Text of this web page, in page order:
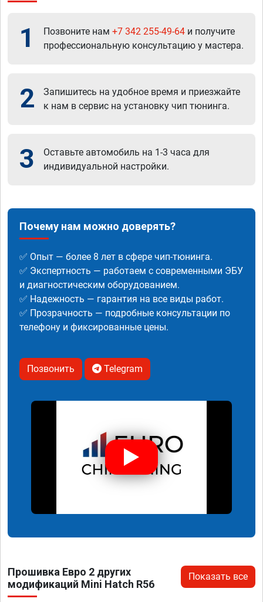
1 Позвоните нам +7 342 255-49-64 и получите
профессиональную консультацию у мастера.
2
Запишитесь на удобное время и приезжайте
к нам в сервис на установку чип тюнинга.
3
Оставьте автомобиль на 1-3 часа для
индивидуальной настройки.
Почему нам можно доверять?
✅ Опыт — более 8 лет в сфере чип-тюнинга.
✅ Экспертность — работаем с современными ЭБУ
и диагностическим оборудованием.
✅ Надежность — гарантия на все виды работ.
✅ Прозрачность — подробные консультации по
телефону и фиксированные цены.
Позвонить Telegram
Прошивка Евро 2 других
модификаций Mini Hatch R56
Показать все